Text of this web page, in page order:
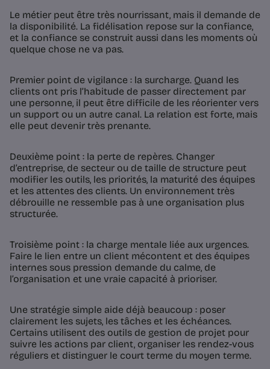
Le métier peut être très nourrissant, mais il demande de
la disponibilité. La fidélisation repose sur la confiance,
et la confiance se construit aussi dans les moments où
quelque chose ne va pas.
Premier point de vigilance : la surcharge. Quand les
clients ont pris l’habitude de passer directement par
une personne, il peut être difficile de les réorienter vers
un support ou un autre canal. La relation est forte, mais
elle peut devenir très prenante.
Deuxième point : la perte de repères. Changer
d’entreprise, de secteur ou de taille de structure peut
modifier les outils, les priorités, la maturité des équipes
et les attentes des clients. Un environnement très
débrouille ne ressemble pas à une organisation plus
structurée.
Troisième point : la charge mentale liée aux urgences.
Faire le lien entre un client mécontent et des équipes
internes sous pression demande du calme, de
l’organisation et une vraie capacité à prioriser.
Une stratégie simple aide déjà beaucoup : poser
clairement les sujets, les tâches et les échéances.
Certains utilisent des outils de gestion de projet pour
suivre les actions par client, organiser les rendez-vous
réguliers et distinguer le court terme du moyen terme.